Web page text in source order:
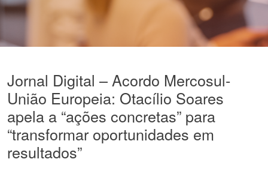
Jornal Digital – Acordo Mercosul-
União Europeia: Otacílio Soares
apela a “ações concretas” para
“transformar oportunidades em
resultados”